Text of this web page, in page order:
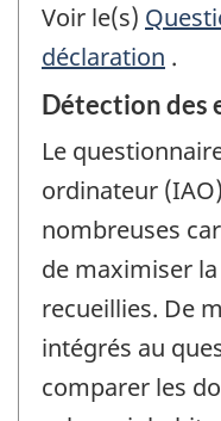
Voir le(s)
déclaration .
Détection des
Le
ordinateur
nombreuses
de maximiser
recueillies. De
intégrés au
comparer les